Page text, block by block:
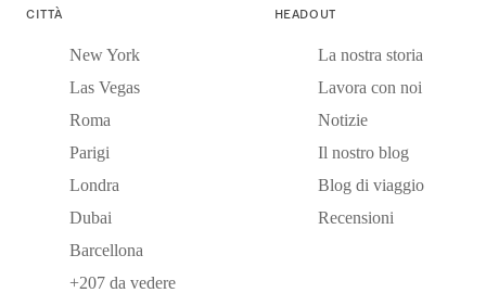
CITTÀ
New York
Las Vegas
Roma
Parigi
Londra
Dubai
Barcellona
+207 da vedere
HEADOUT
La nostra storia
Lavora con noi
Notizie
Il nostro blog
Blog di viaggio
Recensioni